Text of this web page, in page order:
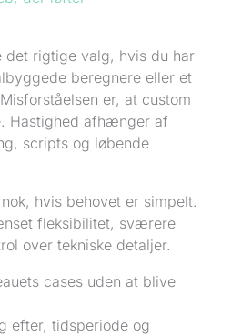
det rigtige valg, hvis du har
beregnere eller et
er, at custom
Hastighed afhænger af
scripts og løbende
hvis behovet er simpelt.
fleksibilitet, sværere
over tekniske detaljer.
cases uden at blive
efter, tidsperiode og